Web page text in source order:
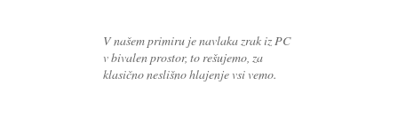
V našem primiru je navlaka zrak iz PC
v bivalen prostor, to rešujemo, za
klasično neslišno hlajenje vsi vemo.